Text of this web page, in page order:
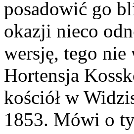
posadowić go
okazji nieco
wersję, tego
Hortensja
kościół w
1853. Mówi o